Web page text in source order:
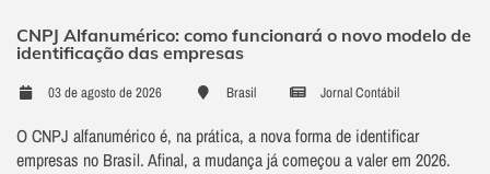
CNPJ Alfanumérico: como funcionará o novo modelo de
identificação das empresas
03 de agosto de 2026 Brasil Jornal Contábil
O CNPJ alfanumérico é, na prática, a nova forma de identificar
empresas no Brasil. Afinal, a mudança já começou a valer em 2026.